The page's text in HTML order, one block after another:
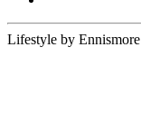
Lifestyle by Ennismore